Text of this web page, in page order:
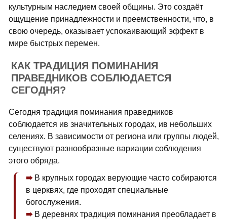
культурным наследием своей общины. Это создаёт
ощущение принадлежности и преемственности, что, в
свою очередь, оказывает успокаивающий эффект в
мире быстрых перемен.
КАК ТРАДИЦИЯ ПОМИНАНИЯ
ПРАВЕДНИКОВ СОБЛЮДАЕТСЯ
СЕГОДНЯ?
Сегодня традиция поминания праведников
соблюдается ив значительных городах, ив небольших
селениях. В зависимости от региона или группы людей,
существуют разнообразные вариации соблюдения
этого обряда.
В крупных городах верующие часто собираются
в церквях, где проходят специальные
богослужения.
В деревнях традиция поминания преобладает в